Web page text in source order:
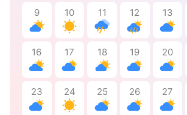
9 10 11 12 13
16 17 18 19 20
23 24 25 26 27